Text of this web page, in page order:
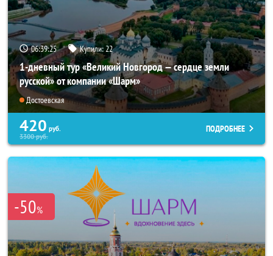
06:39:24 Купили: 22
1-дневный тур «Великий Новгород — сердце земли
русской» от компании «Шарм»
Достоевская
420 руб.
3300руб.
ПОДРОБНЕЕ
-50%